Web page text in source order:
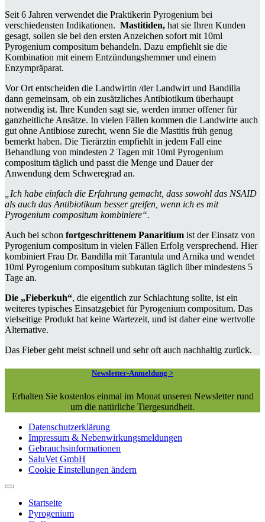
Seit 6 Jahren verwendet die Praktikerin Pyrogenium bei
verschiedensten Indikationen. Mastitiden, hat sie Ihren Kunden
gesagt, sollen sie bei den ersten Anzeichen sofort mit 10ml
Pyrogenium compositum behandeln. Dazu empfiehlt sie die
Kombination mit einem Entzündungshemmer und einem
Enzympräparat.
Vor Ort entscheiden die Landwirtin /der Landwirt und Bandilla
dann gemeinsam, ob ein zusätzliches Antibiotikum überhaupt
notwendig ist. Ihre Kunden sagt sie, werden immer offener für
ganzheitliche Ansätze. In vielen Fällen kommen die Landwirte auch
gut ohne Antibiose zurecht, wenn Sie die Mastitis früh genug
bemerkt haben. Die Tierärztin empfiehlt in jedem Fall eine
Behandlung von mindesten 2 Tagen mit 10ml Pyrogenium
compositum täglich und passt die Menge und Dauer der
Anwendung dem Schweregrad an.
„Ich habe einfach die Erfahrung gemacht, dass sowohl das NSAID
als auch das Antibiotikum besser greifen, wenn ich es mit
Pyrogenium compositum kombiniere“.
Auch bei schon fortgeschrittenem Panaritium ist der Einsatz von
Pyrogenium compositum in vielen Fällen Erfolg versprechend. Hier
kombiniert Frau Dr. Bandilla mit Tarantula und Arnika und wendet
10ml Pyrogenium compositum subkutan täglich über mindestens 5
Tage an.
Die „Fieberkuh“, die eigentlich zur Schlachtung sollte, ist ein
weiteres typisches Einsatzgebiet für Pyrogenium compositum. Das
vielseitige Produkt hat keine Wartezeit, und ist daher eine wertvolle
Alternative.
Das Fieber geht meist schnell und sehr oft auch nachhaltig zurück.
Newsletter-Anmeldung >
Erhalten Sie kostenlos einmal im Monat unseren Newsletter rund
um die natürliche Tiergesundheit.
Datenschutzerklärung
Impressum & Nebenwirkungsmeldungen
Gebrauchsinformationen
SaluVet GmbH
Cookie Einstellungen ändern
Startseite
Pyrogenium